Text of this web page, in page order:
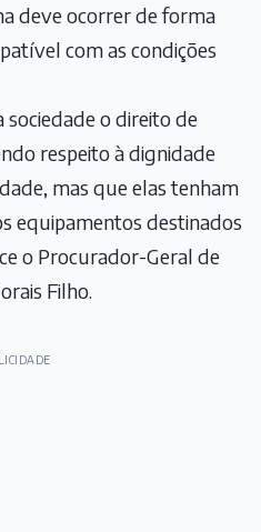
deve ocorrer de forma
com as condições
o direito de
respeito à dignidade
mas que elas tenham
equipamentos destinados
o Procurador-Geral de
Filho.